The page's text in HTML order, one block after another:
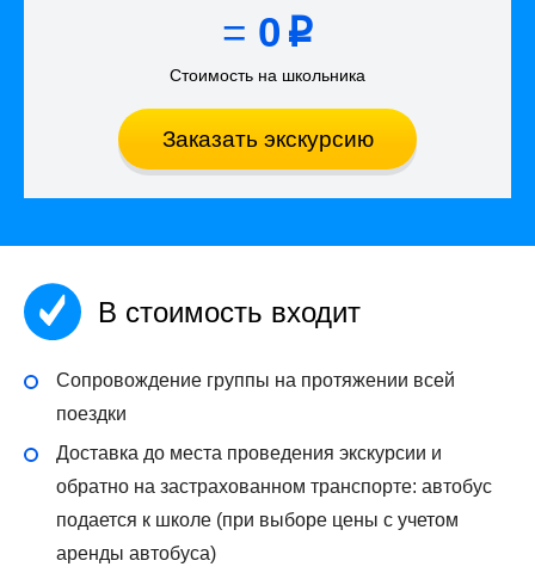
= 0 p
Стоимость на школьника
Заказать экскурсию
В стоимость входит
Сопровождение группы на протяжении всей
поездки
Доставка до места проведения экскурсии и
обратно на застрахованном транспорте: автобус
подается к школе (при выборе цены с учетом
аренды автобуса)